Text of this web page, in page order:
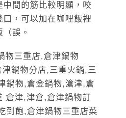
中間的筋比較明顯，咬
，可以加在咖哩飯裡
誤。